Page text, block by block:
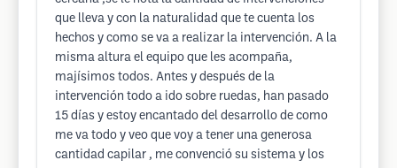
que lleva y con la naturalidad que te cuenta los
hechos y como se va a realizar la intervención. A la
misma altura el equipo que les acompaña,
majísimos todos. Antes y después de la
intervención todo a ido sobre ruedas, han pasado
15 días y estoy encantado del desarrollo de como
me va todo y veo que voy a tener una generosa
cantidad capilar , me convenció su sistema y los